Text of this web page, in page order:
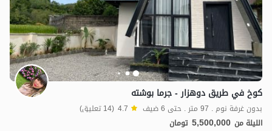
كوخ في طريق دوهزار - جرما بوشته
بدون غرفة نوم . 97 متر . حتى 6 ضيف 4.7 (14 تعليق)
الليلة من 5,500,000 تومان